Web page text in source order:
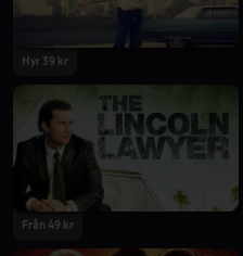
Hyr 39 kr
Från 49 kr